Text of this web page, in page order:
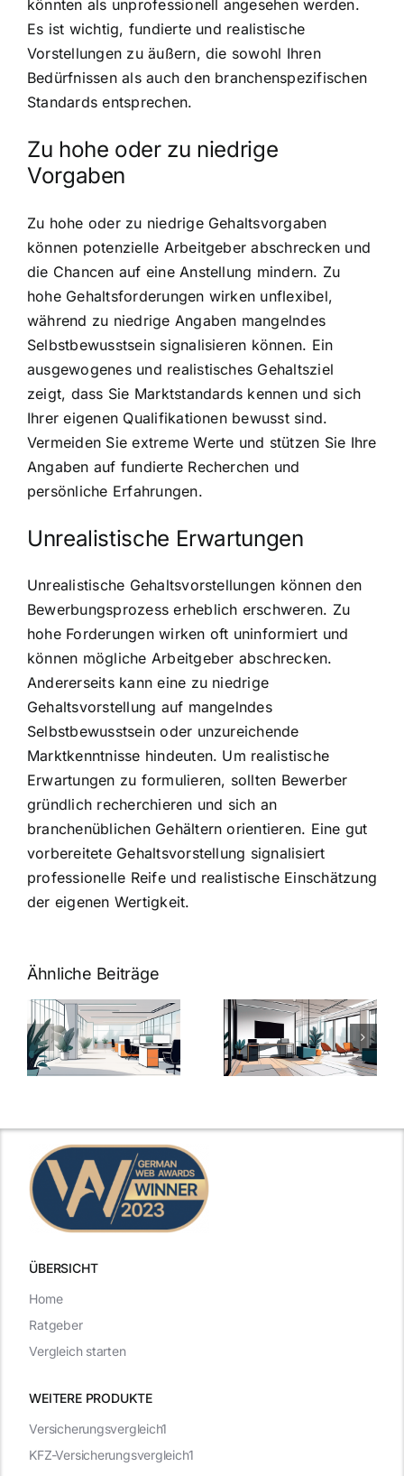
könnten als unprofessionell angesehen werden.
Es ist wichtig, fundierte und realistische
Vorstellungen zu äußern, die sowohl Ihren
Bedürfnissen als auch den branchenspezifischen
Standards entsprechen.
Zu hohe oder zu niedrige
Vorgaben
Zu hohe oder zu niedrige Gehaltsvorgaben
können potenzielle Arbeitgeber abschrecken und
die Chancen auf eine Anstellung mindern. Zu
hohe Gehaltsforderungen wirken unflexibel,
während zu niedrige Angaben mangelndes
Selbstbewusstsein signalisieren können. Ein
ausgewogenes und realistisches Gehaltsziel
zeigt, dass Sie Marktstandards kennen und sich
Ihrer eigenen Qualifikationen bewusst sind.
Vermeiden Sie extreme Werte und stützen Sie Ihre
Angaben auf fundierte Recherchen und
persönliche Erfahrungen.
Unrealistische Erwartungen
Unrealistische Gehaltsvorstellungen können den
Bewerbungsprozess erheblich erschweren. Zu
hohe Forderungen wirken oft uninformiert und
können mögliche Arbeitgeber abschrecken.
Andererseits kann eine zu niedrige
Gehaltsvorstellung auf mangelndes
Selbstbewusstsein oder unzureichende
Marktkenntnisse hindeuten. Um realistische
Erwartungen zu formulieren, sollten Bewerber
gründlich recherchieren und sich an
branchenüblichen Gehältern orientieren. Eine gut
vorbereitete Gehaltsvorstellung signalisiert
professionelle Reife und realistische Einschätzung
der eigenen Wertigkeit.
Ähnliche Beiträge
Arbeitgeber-
Zusatzleistungen:
5
inspirierende
Warum
bei
Arbeitgebern
ÜBERSICHT
WEITERE PRODUKTE
Versicherungsvergleich1
KFZ-Versicherungsvergleich1
Home
Ratgeber
Vergleich starten